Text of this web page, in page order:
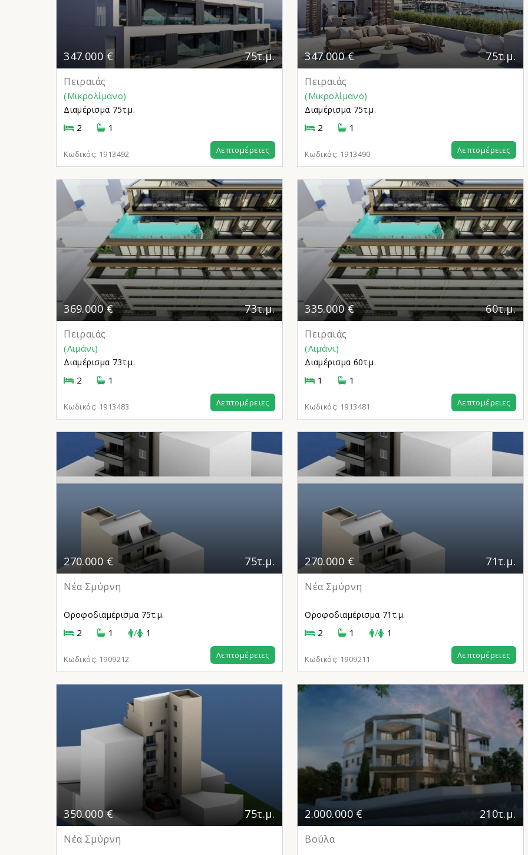
347.000 € 75τ.μ.
Πειραιάς
(Μικρολίμανο)
Διαμέρισμα 75τ.μ.
2 1
Κωδικός: 1913492 Λεπτομέρειες
347.000 € 75τ.μ.
Πειραιάς
(Μικρολίμανο)
Διαμέρισμα 75τ.μ.
2 1
Κωδικός: 1913490 Λεπτομέρειες
369.000 € 73τ.μ.
Πειραιάς
(Λιμάνι)
Διαμέρισμα 73τ.μ.
2 1
Κωδικός: 1913483 Λεπτομέρειες
335.000 € 60τ.μ.
Πειραιάς
(Λιμάνι)
Διαμέρισμα 60τ.μ.
1 1
Κωδικός: 1913481 Λεπτομέρειες
270.000 € 75τ.μ.
Νέα Σμύρνη
Οροφοδιαμέρισμα 75τ.μ.
2 1 / 1
Κωδικός: 1909212 Λεπτομέρειες
270.000 € 71τ.μ.
Νέα Σμύρνη
Οροφοδιαμέρισμα 71τ.μ.
2 1 / 1
Κωδικός: 1909211 Λεπτομέρειες
350.000 € 75τ.μ.
Νέα Σμύρνη
2.000.000 € 210τ.μ.
Βούλα